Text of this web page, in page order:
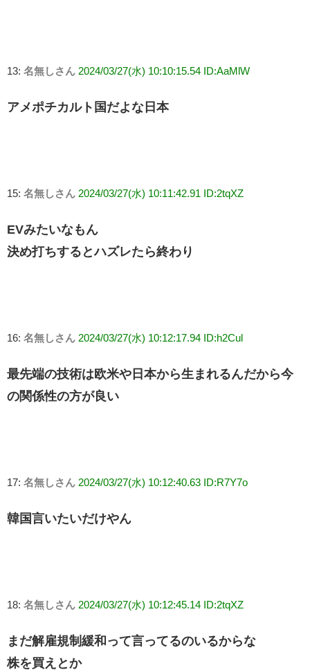
13: 名無しさん 2024/03/27(水) 10:10:15.54 ID:AaMlW
アメポチカルト国だよな日本
15: 名無しさん 2024/03/27(水) 10:11:42.91 ID:2tqXZ
EVみたいなもん
決め打ちするとハズレたら終わり
16: 名無しさん 2024/03/27(水) 10:12:17.94 ID:h2Cul
最先端の技術は欧米や日本から生まれるんだから今
の関係性の方が良い
17: 名無しさん 2024/03/27(水) 10:12:40.63 ID:R7Y7o
韓国言いたいだけやん
18: 名無しさん 2024/03/27(水) 10:12:45.14 ID:2tqXZ
まだ解雇規制緩和って言ってるのいるからな
株を買えとか